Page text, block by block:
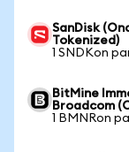
SanDisk
Tokenized)
1 SNDKon
BitMine
Broadcom
1 BMNRon